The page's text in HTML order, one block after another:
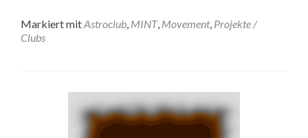
Markiert mitAstroclub, MINT, Movement, Projekte /
Clubs